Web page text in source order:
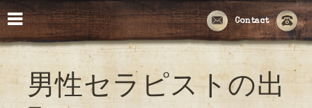
Contact
男性セラピストの出